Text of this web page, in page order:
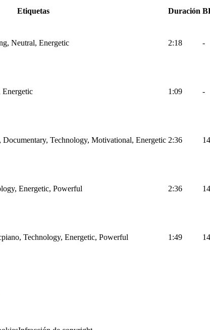
Etiquetas Duración
Neutral, Energetic 2:18 -
Energetic 1:09 -
Documentary, Technology, Motivational, Energetic 2:36
Energetic, Powerful 2:36
Technology, Energetic, Powerful 1:49